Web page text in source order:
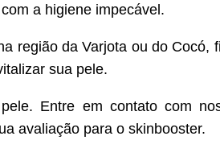
a higiene impecável.
região da Varjota ou do Cocó,
sua pele.
Entre em contato com
avaliação para o skinbooster.